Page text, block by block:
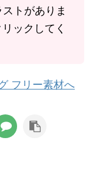
トがありま
ックしてく